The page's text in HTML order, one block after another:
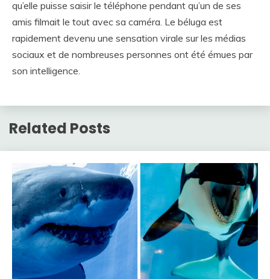
qu’elle puisse saisir le téléphone pendant qu’un de ses
amis filmait le tout avec sa caméra. Le béluga est
rapidement devenu une sensation virale sur les médias
sociaux et de nombreuses personnes ont été émues par
son intelligence.
Related Posts